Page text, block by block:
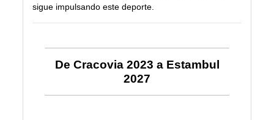
sigue impulsando este deporte.
De Cracovia 2023 a Estambul
2027